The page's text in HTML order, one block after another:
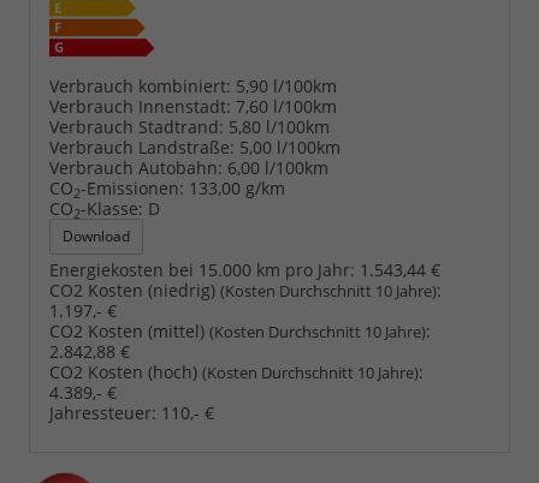
Verbrauch kombiniert: 5,90 l/100km
Verbrauch Innenstadt: 7,60 l/100km
Verbrauch Stadtrand: 5,80 l/100km
Verbrauch Landstraße: 5,00 l/100km
Verbrauch Autobahn: 6,00 l/100km
CO2-Emissionen: 133,00 g/km
CO2-Klasse: D
Download
Energiekosten bei 15.000 km pro Jahr: 1.543,44 €
CO2 Kosten (niedrig) (Kosten Durchschnitt 10 Jahre):
1.197,- €
CO2 Kosten (mittel) (Kosten Durchschnitt 10 Jahre):
2.842,88 €
CO2 Kosten (hoch) (Kosten Durchschnitt 10 Jahre):
4.389,- €
Jahressteuer: 110,- €